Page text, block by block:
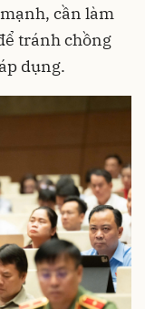
cần làm
tránh chồng
dụng.